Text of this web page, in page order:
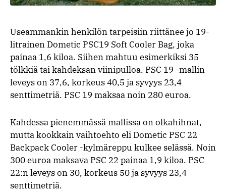
Useammankin henkilön tarpeisiin riittänee jo 19-
litrainen Dometic PSC19 Soft Cooler Bag, joka
painaa 1,6 kiloa. Siihen mahtuu esimerkiksi 35
tölkkiä tai kahdeksan viinipulloa. PSC 19 -mallin
leveys on 37,6, korkeus 40,5 ja syvyys 23,4
senttimetriä. PSC 19 maksaa noin 280 euroa.
Kahdessa pienemmässä mallissa on olkahihnat,
mutta kookkain vaihtoehto eli Dometic PSC 22
Backpack Cooler -kylmäreppu kulkee selässä. Noin
300 euroa maksava PSC 22 painaa 1,9 kiloa. PSC
22:n leveys on 30, korkeus 50 ja syvyys 23,4
senttimetriä.